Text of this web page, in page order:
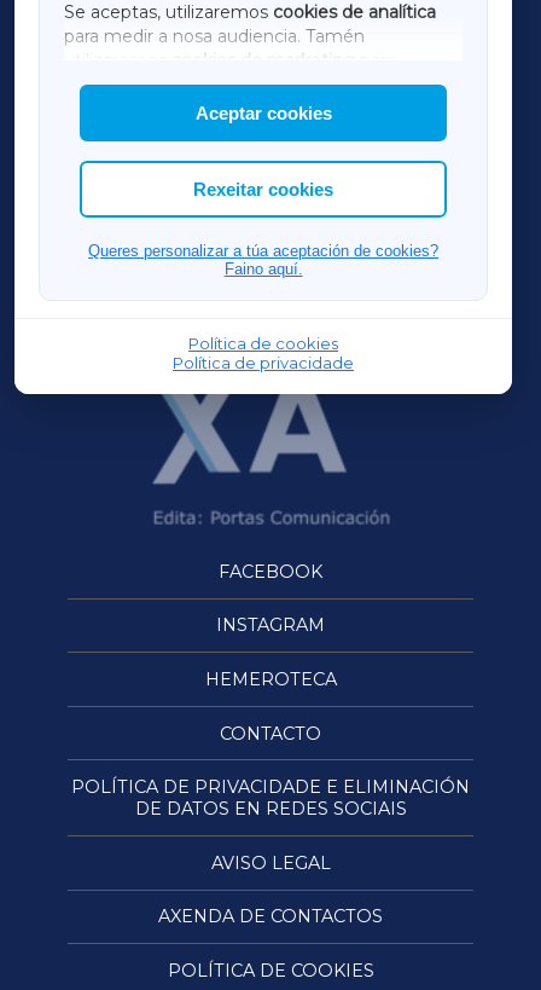
Se aceptas, utilizaremos cookies de analítica
para medir a nosa audiencia. Tamén
utilizaremos
cookies de marketing
mostrar publicidade de terceiros.
Así mesmo, podes personalizar a elección das
cookies que desexas permitir.
Aceptar cookies
Rexeitar cookies
Queres personalizar a túa aceptación de cookies?
Faino aquí.
Política de cookies
Política de privacidade
AMARIÑAXA
RIBEIRASACRAXA
ACORUÑAXA
FERROLXA
OURENSEXA
FACEBOOK
INSTAGRAM
HEMEROTECA
CONTACTO
POLÍTICA DE PRIVACIDADE E ELIMINACIÓN
DE DATOS EN REDES SOCIAIS
AVISO LEGAL
AXENDA DE CONTACTOS
POLÍTICA DE COOKIES